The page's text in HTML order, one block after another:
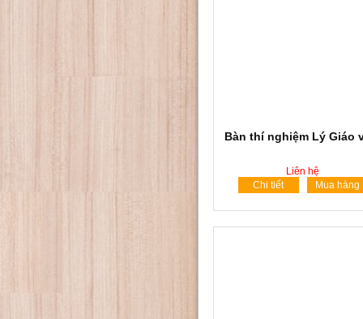
Bàn thí nghiệm Lý Giáo
Liên hệ
Chi tiết
Mua hàng